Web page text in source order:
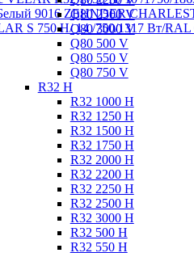
Q80 2500 V
Q80 3000 V
Q80 500 V
Q80 550 V
Q80 750 V
R32 H
R32 1000 H
R32 1250 H
R32 1500 H
R32 1750 H
R32 2000 H
R32 2200 H
R32 2250 H
R32 2500 H
R32 3000 H
R32 500 H
R32 550 H
ZEHNDER
S 750 H/ 14 /750/1317 Вт/RAL